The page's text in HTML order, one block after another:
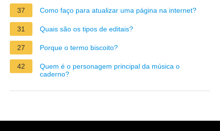
37 Como faço para atualizar uma página na internet?
31 Quais são os tipos de editais?
27 Porque o termo biscoito?
42
Quem é o personagem principal da música o
caderno?